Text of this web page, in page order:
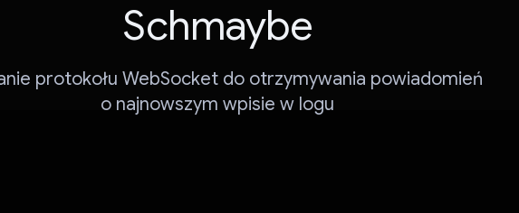
Schmaybe
protokołu WebSocket do otrzymywania powiadomień
o najnowszym wpisie w logu